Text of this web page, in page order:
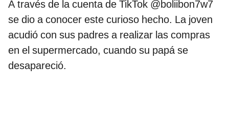
A través de la cuenta de TikTok @boliibon7w7
se dio a conocer este curioso hecho. La joven
acudió con sus padres a realizar las compras
en el supermercado, cuando su papá se
desapareció.